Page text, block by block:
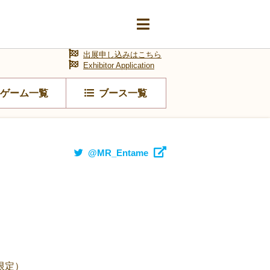
ゲーム一覧 ブース一覧
出展申し込みはこちら
Exhibitor Application
@MR_Entame
）